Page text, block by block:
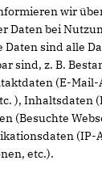
wir
Daten bei
Daten sind alle
sind, z. B.
(E-
), Inhaltsdaten
(Besuchte
(IP-
etc.).